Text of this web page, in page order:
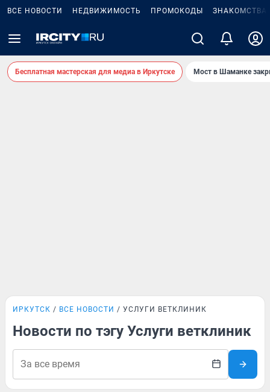
ВСЕ НОВОСТИ НЕДВИЖИМОСТЬ ПРОМОКОДЫ ЗНАКОМСТВА
Бесплатная мастерская для медиа в Иркутске Мост в Шаманке
ИРКУТСК ВСЕ НОВОСТИ УСЛУГИ ВЕТКЛИНИК
Новости по тэгу Услуги ветклиник